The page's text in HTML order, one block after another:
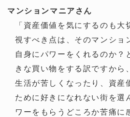
マンションマニアさん
「資産価値を気にするのも大
視すべき点は、そのマンショ
自身にパワーをくれるのか？
きな買い物をする訳ですから
生活が苦しくなったり、資産
ために好きになれない街を選
ワーをもらうどころか苦痛に